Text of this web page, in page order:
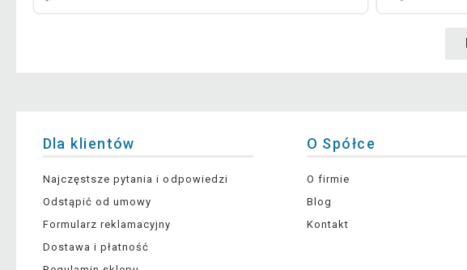
Dla klientów
Najczęstsze pytania i odpowiedzi
Odstąpić od umowy
Formularz reklamacyjny
Dostawa i płatność
O Spółce
O firmie
Blog
Kontakt